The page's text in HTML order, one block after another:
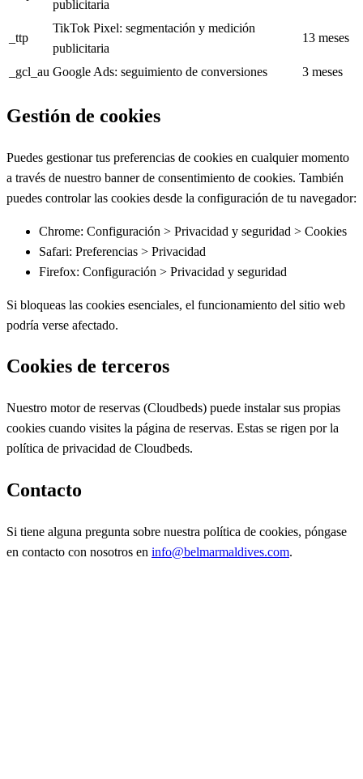
publicitaria
_ttp
TikTok Pixel: segmentación y medición
publicitaria
13 meses
_gcl_au Google Ads: seguimiento de conversiones 3 meses
Gestión de cookies
Puedes gestionar tus preferencias de cookies en cualquier momento
a través de nuestro banner de consentimiento de cookies. También
puedes controlar las cookies desde la configuración de tu navegador:
Chrome: Configuración > Privacidad y seguridad > Cookies
Safari: Preferencias > Privacidad
Firefox: Configuración > Privacidad y seguridad
Si bloqueas las cookies esenciales, el funcionamiento del sitio web
podría verse afectado.
Cookies de terceros
Nuestro motor de reservas (Cloudbeds) puede instalar sus propias
cookies cuando visites la página de reservas. Estas se rigen por la
política de privacidad de Cloudbeds.
Contacto
Si tiene alguna pregunta sobre nuestra política de cookies, póngase
en contacto con nosotros en info@belmarmaldives.com.